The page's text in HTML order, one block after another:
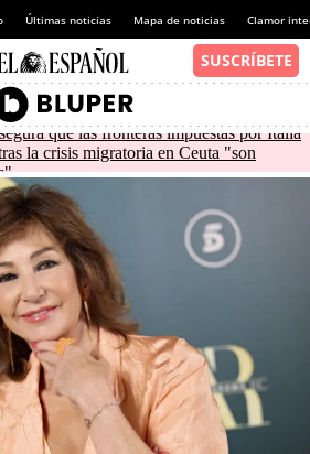
Últimas noticias Mapa de noticias Clamor
que las fronteras impuestas por Italia
la crisis migratoria en Ceuta "son